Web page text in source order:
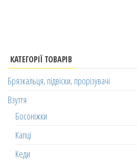
КАТЕГОРІЇ ТОВАРІВ
Брязкальця, підвіски, прорізувачі
Взуття
Босоніжки
Капці
Кеди